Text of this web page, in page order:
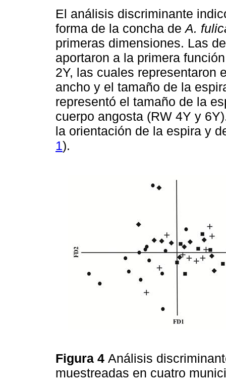
El análisis discriminante
forma de la concha deA.
primeras dimensiones. Las
aportaron a la primera
2Y, las cuales representaron
ancho y el tamaño de la
representó el tamaño de la
cuerpo angosta (RW 4Y y
la orientación de la espira y
1).
Figura 4 Análisis
muestreadas en cuatro